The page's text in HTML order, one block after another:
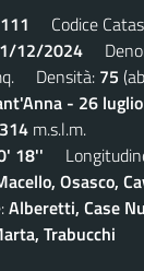
Codice
12/2024
Densità: 75
- 26 luglio
314 m.s.l.m.
18''
Osasco,
Alberetti, Case
Trabucchi